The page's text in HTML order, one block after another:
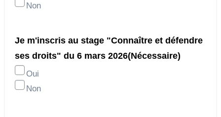
Non
Je m'inscris au stage "Connaître et défendre
ses droits" du 6 mars 2026(Nécessaire)
Oui
Non